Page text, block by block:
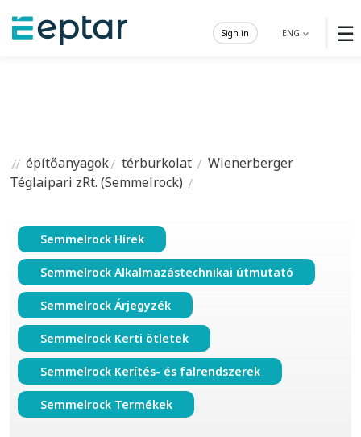
☰
ENG
Sign in
építőanyagok térburkolat
Wienerberger
Téglaipari zRt. (Semmelrock)
Semmelrock Hírek
Semmelrock Alkalmazástechnikai útmutató
Semmelrock Árjegyzék
Semmelrock Kerti ötletek
Semmelrock Kerítés- és falrendszerek
Semmelrock Termékek